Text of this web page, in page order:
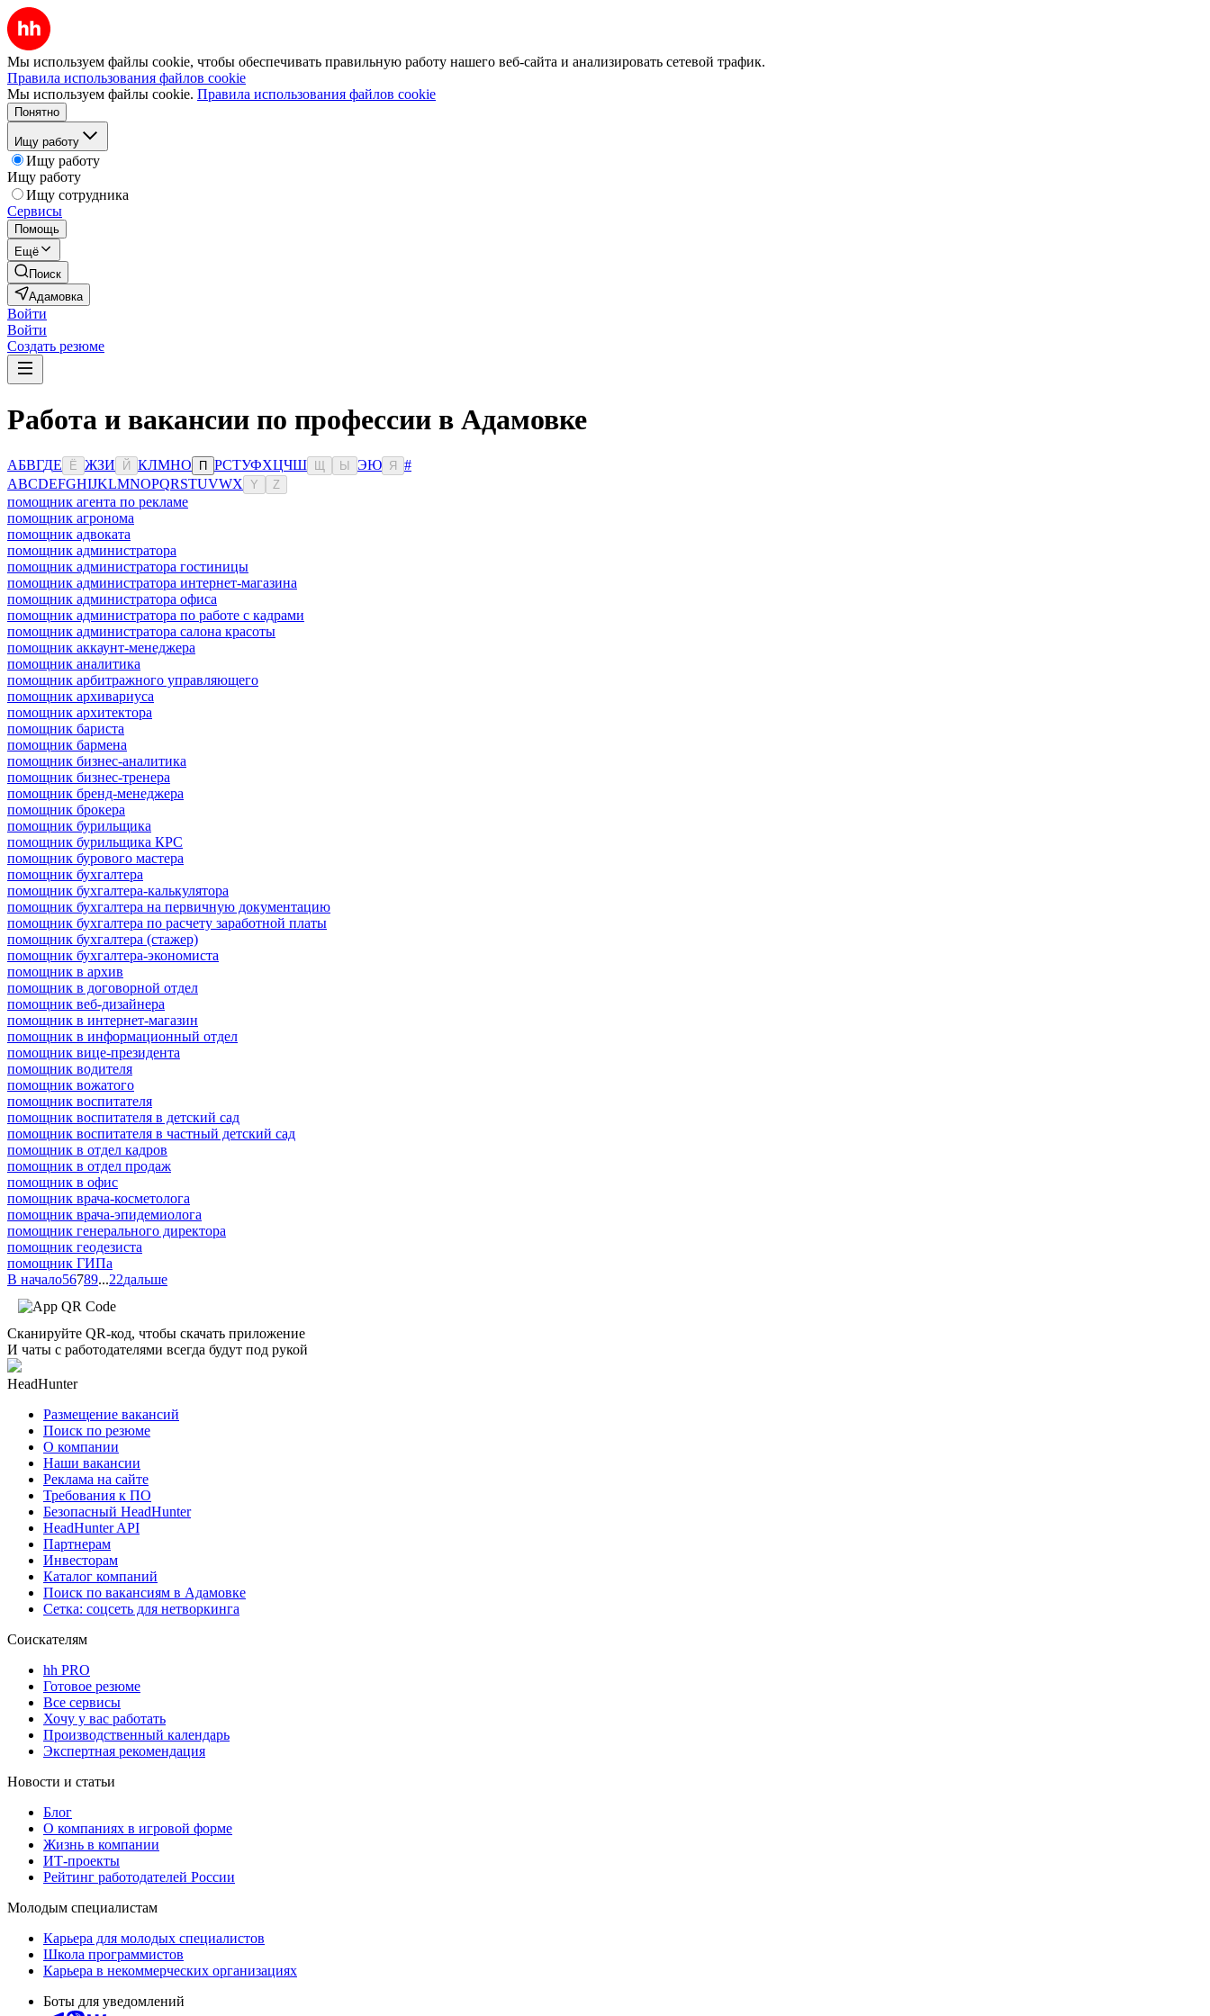
Мы используем файлы cookie, чтобы обеспечивать правильную работу нашего веб-сайта и анализировать сетевой трафик.
Правила использования файлов cookie
Мы используем файлы cookie. Правила использования файлов cookie
Понятно
Ищу работу
Ищу работу
Ищу работу
Ищу сотрудника
Сервисы
Помощь
Ещё
Поиск
Адамовка
Войти
Войти
Создать резюме
Работа и вакансии по профессии в Адамовке
АБВГДЕ Ё ЖЗИ Й КЛМНО П РСТУФХЦЧШ Ы ЭЮ Я
#
ABCDEFGHIJKLMNOPQRSTUVWX Y Z
помощник агента по рекламе
помощник агронома
помощник адвоката
помощник администратора
помощник администратора гостиницы
помощник администратора интернет-магазина
помощник администратора офиса
помощник администратора по работе с кадрами
помощник администратора салона красоты
помощник аккаунт-менеджера
помощник аналитика
помощник арбитражного управляющего
помощник архивариуса
помощник архитектора
помощник бариста
помощник бармена
помощник бизнес-аналитика
помощник бизнес-тренера
помощник бренд-менеджера
помощник брокера
помощник бурильщика
помощник бурильщика КРС
помощник бурового мастера
помощник бухгалтера
помощник бухгалтера-калькулятора
помощник бухгалтера на первичную документацию
помощник бухгалтера по расчету заработной платы
помощник бухгалтера (стажер)
помощник бухгалтера-экономиста
помощник в архив
помощник в договорной отдел
помощник веб-дизайнера
помощник в интернет-магазин
помощник в информационный отдел
помощник вице-президента
помощник водителя
помощник вожатого
помощник воспитателя
помощник воспитателя в детский сад
помощник воспитателя в частный детский сад
помощник в отдел кадров
помощник в отдел продаж
помощник в офис
помощник врача-косметолога
помощник врача-эпидемиолога
помощник генерального директора
помощник геодезиста
помощник ГИПа
В начало56789...22дальше
Сканируйте QR-код, чтобы скачать приложение
И чаты с работодателями всегда будут под рукой
HeadHunter
Размещение вакансий
Поиск по резюме
О компании
Наши вакансии
Реклама на сайте
Требования к ПО
Безопасный HeadHunter
HeadHunter API
Партнерам
Инвесторам
Каталог компаний
Поиск по вакансиям в Адамовке
Сетка: соцсеть для нетворкинга
Соискателям
hh PRO
Готовое резюме
Все сервисы
Хочу у вас работать
Производственный календарь
Экспертная рекомендация
Новости и статьи
Блог
О компаниях в игровой форме
Жизнь в компании
ИТ-проекты
Рейтинг работодателей России
Молодым специалистам
Карьера для молодых специалистов
Школа программистов
Карьера в некоммерческих организациях
Боты для уведомлений